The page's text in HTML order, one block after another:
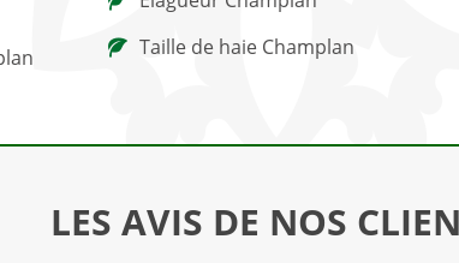
Taille de haie Champlan
LES AVIS DE NOS